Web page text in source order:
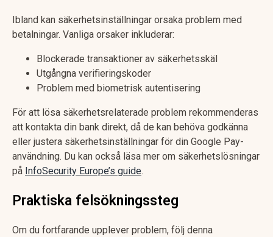
Ibland kan säkerhetsinställningar orsaka problem med
betalningar. Vanliga orsaker inkluderar:
Blockerade transaktioner av säkerhetsskäl
Utgångna verifieringskoder
Problem med biometrisk autentisering
För att lösa säkerhetsrelaterade problem rekommenderas
att kontakta din bank direkt, då de kan behöva godkänna
eller justera säkerhetsinställningar för din Google Pay-
användning. Du kan också läsa mer om säkerhetslösningar
på InfoSecurity Europe’s guide.
Praktiska felsökningssteg
Om du fortfarande upplever problem, följ denna